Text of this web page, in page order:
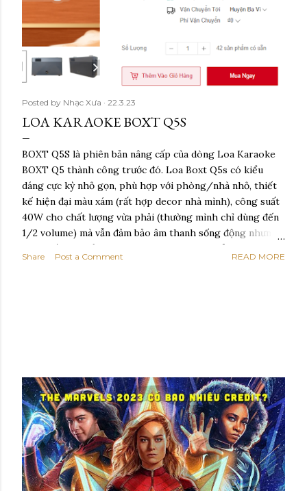
Posted by Nhạc Xưa 22.3.23
LOA KARAOKE BOXT Q5S
BOXT Q5S là phiên bản nâng cấp của dòng Loa Karaoke
BOXT Q5 thành công trước đó. Loa Boxt Q5s có kiểu
dáng cực kỳ nhỏ gọn, phù hợp với phòng/nhà nhỏ, thiết
kế hiện đại màu xám (rất hợp decor nhà mình), công suất
40W cho chất lượng vừa phải (thường mình chỉ dùng đến
1/2 volume) mà vẫn đảm bảo âm thanh sống động nhưng
không ồn ào kiểu phá làng phá xóm. Sản phẩm đi kèm 1
Share Post a Comment READ MORE